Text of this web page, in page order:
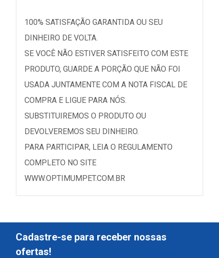
100% SATISFAÇÃO GARANTIDA OU SEU
DINHEIRO DE VOLTA.
SE VOCÊ NÃO ESTIVER SATISFEITO COM ESTE
PRODUTO, GUARDE A PORÇÃO QUE NÃO FOI
USADA JUNTAMENTE COM A NOTA FISCAL DE
COMPRA E LIGUE PARA NÓS.
SUBSTITUIREMOS O PRODUTO OU
DEVOLVEREMOS SEU DINHEIRO.
PARA PARTICIPAR, LEIA O REGULAMENTO
COMPLETO NO SITE
WWW.OPTIMUMPET.COM.BR
Cadastre-se para receber nossas
ofertas!